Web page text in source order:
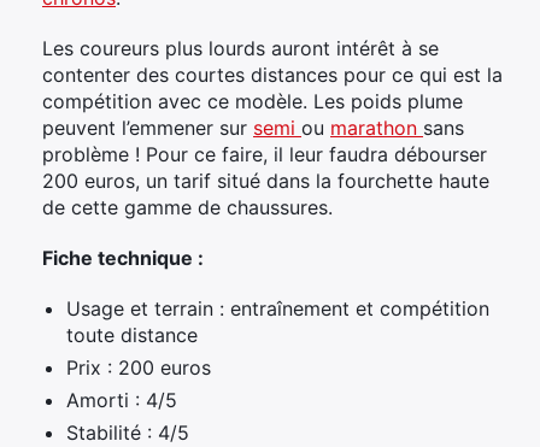
Les coureurs plus lourds auront intérêt à se
contenter des courtes distances pour ce qui est la
compétition avec ce modèle. Les poids plume
peuvent l’emmener sur semi ou marathon sans
problème ! Pour ce faire, il leur faudra débourser
200 euros, un tarif situé dans la fourchette haute
de cette gamme de chaussures.
Fiche technique :
Usage et terrain : entraînement et compétition
toute distance
Prix : 200 euros
Amorti : 4/5
Stabilité : 4/5